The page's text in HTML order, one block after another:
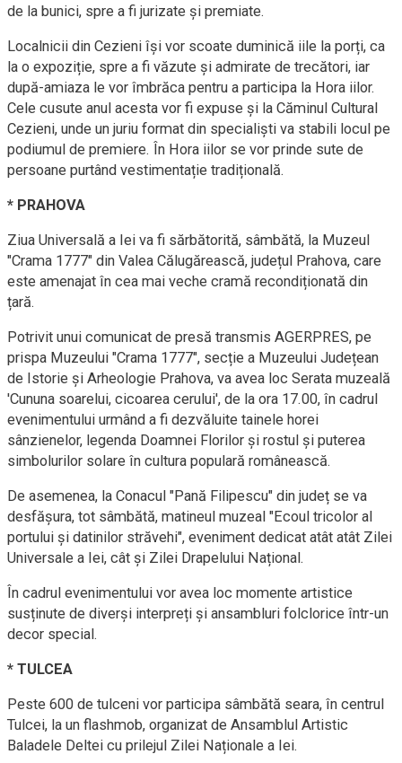
de la bunici, spre a fi jurizate și premiate.
Localnicii din Cezieni își vor scoate duminică iile la porți, ca
la o expoziție, spre a fi văzute și admirate de trecători, iar
după-amiaza le vor îmbrăca pentru a participa la Hora iilor.
Cele cusute anul acesta vor fi expuse și la Căminul Cultural
Cezieni, unde un juriu format din specialiști va stabili locul pe
podiumul de premiere. În Hora iilor se vor prinde sute de
persoane purtând vestimentație tradițională.
* PRAHOVA
Ziua Universală a Iei va fi sărbătorită, sâmbătă, la Muzeul
"Crama 1777" din Valea Călugărească, județul Prahova, care
este amenajat în cea mai veche cramă recondiționată din
țară.
Potrivit unui comunicat de presă transmis AGERPRES, pe
prispa Muzeului "Crama 1777", secție a Muzeului Județean
de Istorie și Arheologie Prahova, va avea loc Serata muzeală
'Cununa soarelui, cicoarea cerului', de la ora 17.00, în cadrul
evenimentului urmând a fi dezvăluite tainele horei
sânzienelor, legenda Doamnei Florilor și rostul și puterea
simbolurilor solare în cultura populară românească.
De asemenea, la Conacul "Pană Filipescu" din județ se va
desfășura, tot sâmbătă, matineul muzeal "Ecoul tricolor al
portului și datinilor străvehi", eveniment dedicat atât atât Zilei
Universale a Iei, cât și Zilei Drapelului Național.
În cadrul evenimentului vor avea loc momente artistice
susținute de diverși interpreți și ansambluri folclorice într-un
decor special.
* TULCEA
Peste 600 de tulceni vor participa sâmbătă seara, în centrul
Tulcei, la un flashmob, organizat de Ansamblul Artistic
Baladele Deltei cu prilejul Zilei Naționale a Iei.